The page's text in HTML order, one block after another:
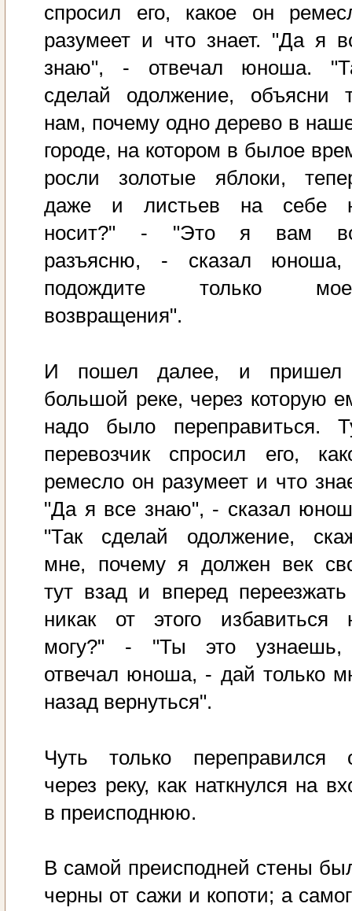
спросил его, какое он
разумеет и что знает. "Да я
знаю", - отвечал юноша.
сделай одолжение, объясни
нам, почему одно дерево в
городе, на котором в былое
росли золотые яблоки,
даже и листьев на себе
носит?" - "Это я вам
разъясню, - сказал
подождите только
возвращения".
И пошел далее, и пришел
большой реке, через которую
надо было переправиться.
перевозчик спросил его,
ремесло он разумеет и что
"Да я все знаю", - сказал
"Так сделай одолжение,
мне, почему я должен век
тут взад и вперед
никак от этого избавиться
могу?" - "Ты это
отвечал юноша, - дай только
назад вернуться".
Чуть только переправился
через реку, как наткнулся на
в преисподнюю.
В самой преисподней стены
черны от сажи и копоти; а